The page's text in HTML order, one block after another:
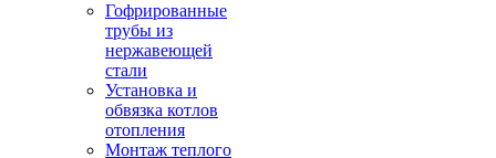
Гофрированные
трубы из
нержавеющей
стали
Установка и
обвязка котлов
отопления
Монтаж теплого